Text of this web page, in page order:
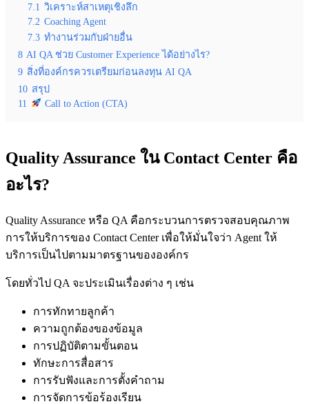
7.1 วิเคราะห์สาเหตุเชิงลึก
7.2 Coaching Agent
7.3 ทำงานร่วมกับฝ่ายอื่น
8 AI QA ช่วย Customer Experience ได้อย่างไร?
9 สิ่งที่องค์กรควรเตรียมก่อนลงทุน AI QA
10 สรุป
11
Call to Action (CTA)
Quality Assurance ใน Contact Center คือ
อะไร?
Quality Assurance หรือ QA คือกระบวนการตรวจสอบคุณภาพ
การให้บริการของ Contact Center เพื่อให้มั่นใจว่า Agent ให้
บริการเป็นไปตามมาตรฐานขององค์กร
โดยทั่วไป QA จะประเมินเรื่องต่าง ๆ เช่น
การทักทายลูกค้า
ความถูกต้องของข้อมูล
การปฏิบัติตามขั้นตอน
ทักษะการสื่อสาร
การรับฟังและการตั้งคำถาม
การจัดการข้อร้องเรียน